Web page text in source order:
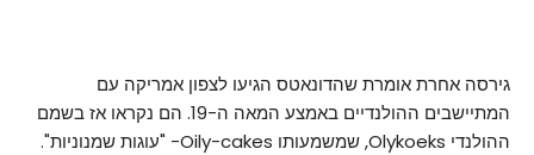
גירסה אחרת אומרת שהדונאטס הגיעו לצפון אמריקה עם
המתיישבים ההולנדיים באמצע המאה ה-19. הם נקראו אז
בשמם
ההולנדי Olykoeks, שמשמעותו Oily-cakes- "עוגות שמנוניות".